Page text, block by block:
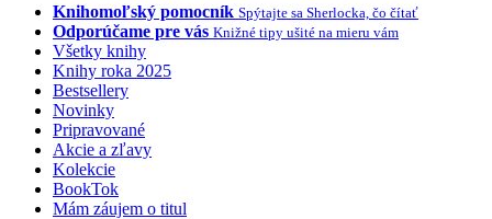
Knihomoľský pomocník Spýtajte sa Sherlocka, čo čítať
Odporúčame pre vás Knižné tipy ušité na mieru vám
Všetky knihy
Knihy roka 2025
Bestsellery
Novinky
Pripravované
Akcie a zľavy
Kolekcie
BookTok
Mám záujem o titul